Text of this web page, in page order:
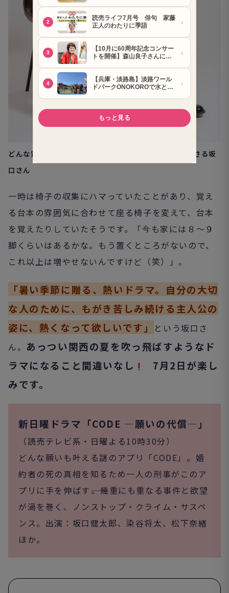
どんな質問にも、丁寧に言葉を選んで真剣に答えてくださる坂
口さん
一時は椅子の収集にハマっていたことがあり、覚え
る台本の雰囲気に合わせて座る椅子を変えて、台本
を覚えたりしていたそうです。
「今も家には８～９
脚くらいはあるかな。もう置くところがないので、
これ以上は増やせないんですけど（笑）」。
「暑い季節に贈る、熱いドラマ。自分の大切
な人のために、もがき苦しみ続ける主人公の
姿に、熱くなって欲しいです」
という坂口さ
ん。 あっつい関西の夏を吹っ飛ばすようなド
ラマになること間違いなし
7月2日が楽し
みです。
新日曜ドラマ「CODE ―願いの代償―」
（読売テレビ系・日曜よる10時30分）
どんな願いも叶える謎のアプリ「CODE」。婚
約者の死の真相を知るため一人の刑事がこのア
プリに手を伸ばす――。幾重にも重なる事件と欲望
が渦を巻く、ノンストップ・クライム・サスペ
ンス。出演：坂口健太郎、染谷将太、松下奈緒
ほか。